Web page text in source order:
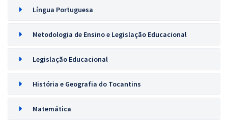
Língua Portuguesa
Metodologia de Ensino e Legislação Educacional
Legislação Educacional
História e Geografia do Tocantins
Matemática